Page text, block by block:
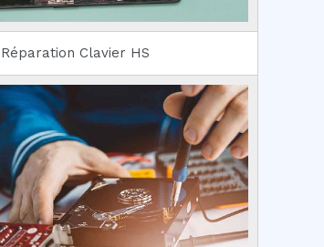
Réparation Clavier HS